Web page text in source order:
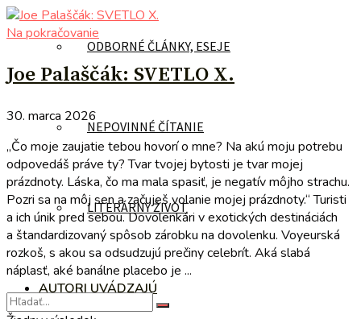
ODBORNÉ ČLÁNKY, ESEJE
NEPOVINNÉ ČÍTANIE
LITERÁRNY ŽIVOT
AUTORI UVÁDZAJÚ
Na pokračovanie
Joe Palaščák: SVETLO X.
30. marca 2026
„Čo moje zaujatie tebou hovorí o mne? Na akú moju potrebu
odpovedáš práve ty? Tvar tvojej bytosti je tvar mojej
prázdnoty. Láska, čo ma mala spasiť, je negatív môjho strachu.
Pozri sa na môj sen a začuješ volanie mojej prázdnoty.“ Turisti
a ich únik pred sebou. Dovolenkári v exotických destináciách
a štandardizovaný spôsob zárobku na dovolenku. Voyeurská
rozkoš, s akou sa odsudzujú prečiny celebrít. Aká slabá
náplasť, aké banálne placebo je ...